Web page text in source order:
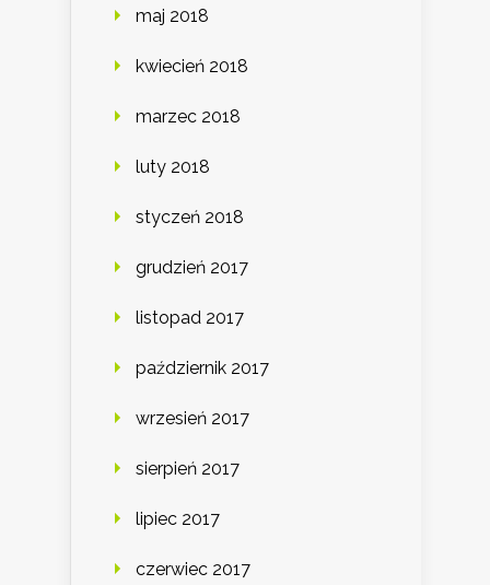
maj 2018
kwiecień 2018
marzec 2018
luty 2018
styczeń 2018
grudzień 2017
listopad 2017
październik 2017
wrzesień 2017
sierpień 2017
lipiec 2017
czerwiec 2017